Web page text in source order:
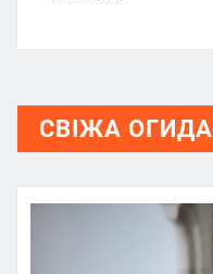
СВІЖА ОГИДА